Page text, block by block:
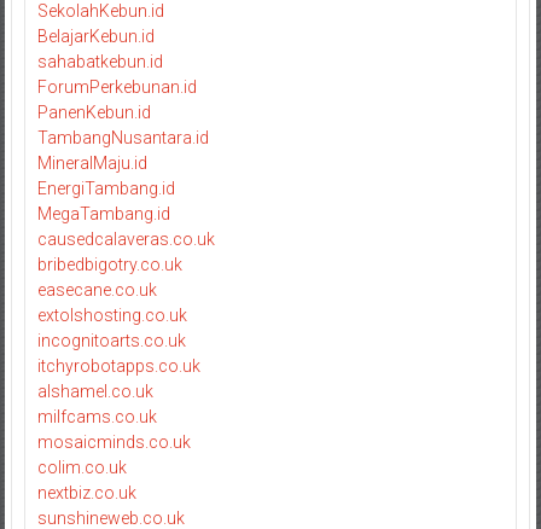
SekolahKebun.id
BelajarKebun.id
sahabatkebun.id
ForumPerkebunan.id
PanenKebun.id
TambangNusantara.id
MineralMaju.id
EnergiTambang.id
MegaTambang.id
causedcalaveras.co.uk
bribedbigotry.co.uk
easecane.co.uk
extolshosting.co.uk
incognitoarts.co.uk
itchyrobotapps.co.uk
alshamel.co.uk
milfcams.co.uk
mosaicminds.co.uk
colim.co.uk
nextbiz.co.uk
sunshineweb.co.uk